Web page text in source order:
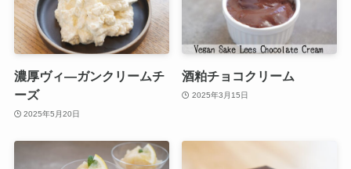
濃厚ヴィ―ガンクリームチ
ーズ
2025年5月20日
酒粕チョコクリーム
2025年3月15日